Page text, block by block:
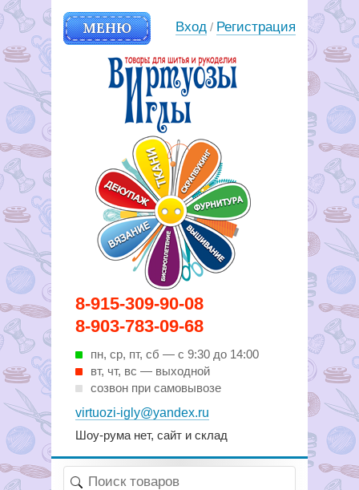
8-915-309-90-08
8-903-783-09-68
пн, ср, пт, cб — с 9:30 до 14:00
вт, чт, вс — выходной
созвон при самовывозе
virtuozi-igly@yandex.ru
Шоу-рума нет, сайт и склад
МЕНЮ
Вирутозы иглы. Товары для
шитья и рукоделья
Вход / Регистрация